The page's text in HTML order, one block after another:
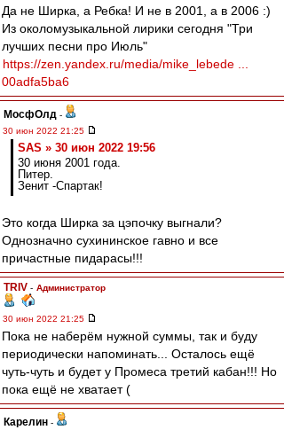
Да не Ширка, а Ребка! И не в 2001, а в 2006 :)
Из околомузыкальной лирики сегодня "Три
лучших песни про Июль"
https://zen.yandex.ru/media/mike_lebede ...
00adfa5ba6
МосфОлд -
30 июн 2022 21:25
SAS » 30 июн 2022 19:56
30 июня 2001 года.
Питер.
Зенит -Спартак!
Это когда Ширка за цэпочку выгнали?
Однозначно сухининское гавно и все
причастные пидарасы!!!
TRIV - Администратор
30 июн 2022 21:25
Пока не наберём нужной суммы, так и буду
периодически напоминать... Осталось ещё
чуть-чуть и будет у Промеса третий кабан!!! Но
пока ещё не хватает (
Карелин -